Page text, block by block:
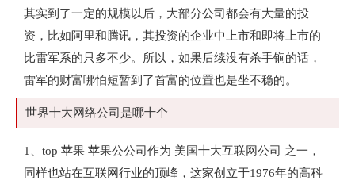
其实到了一定的规模以后，大部分公司都会有大量的投
资，比如阿里和腾讯，其投资的企业中上市和即将上市的
比雷军系的只多不少。所以，如果后续没有杀手锏的话，
雷军的财富哪怕短暂到了首富的位置也是坐不稳的。
世界十大网络公司是哪十个
1、top 苹果 苹果公公司作为 美国十大互联网公司 之一，
同样也站在互联网行业的顶峰，这家创立于1976年的高科